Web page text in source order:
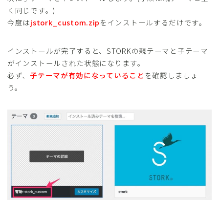
く同じです。)
今度はjstork_custom.zipをインストールするだけです。
インストールが完了すると、STORKの親テーマと子テーマ
がインストールされた状態になります。
必ず、子テーマが有効になっていること を確認しましょ
う。